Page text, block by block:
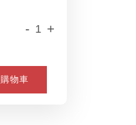
- +
物車